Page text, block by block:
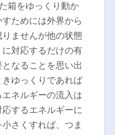
箱をゆっくり動か
ためには外界から
ませんが他の状態
対応するだけの有
なることを思い出
ゆっくりであれば
ネルギーの流入は
するエネルギーに
さくすれば、つま